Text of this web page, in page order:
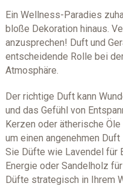
Ein Wellness-Paradies
bloße Dekoration hinaus.
anzusprechen! Duft und
entscheidende Rolle bei
Atmosphäre.
Der richtige Duft kann
und das Gefühl von
Kerzen oder ätherische
um einen angenehmen
Sie Düfte wie Lavendel für
Energie oder Sandelholz für
Düfte strategisch in Ihrem